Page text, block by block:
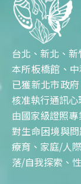
台北、新北、
本所板橋館、
已獲新北市政
核准執行通訊心
由國家級證照
對生命困境與
療育、家庭/人
落/自我探索、